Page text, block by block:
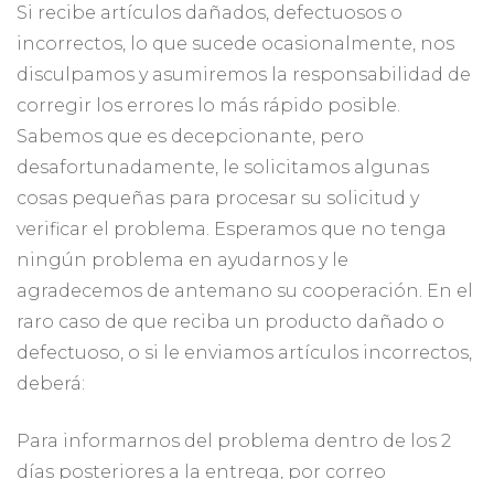
Si recibe artículos dañados, defectuosos o
incorrectos, lo que sucede ocasionalmente, nos
disculpamos y asumiremos la responsabilidad de
corregir los errores lo más rápido posible.
Sabemos que es decepcionante, pero
desafortunadamente, le solicitamos algunas
cosas pequeñas para procesar su solicitud y
verificar el problema. Esperamos que no tenga
ningún problema en ayudarnos y le
agradecemos de antemano su cooperación. En el
raro caso de que reciba un producto dañado o
defectuoso, o si le enviamos artículos incorrectos,
deberá:
Para informarnos del problema dentro de los 2
días posteriores a la entrega, por correo